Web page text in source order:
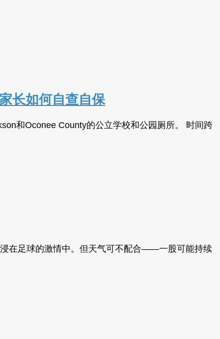
长如何自查自保
和Oconee County的公立学校和公园厕所。 时间跨
在足球的激情中。但天气可不配合——一股可能持续